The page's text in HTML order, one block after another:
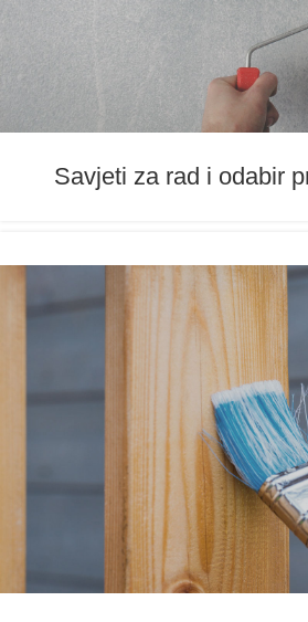
Savjeti za rad i odabir